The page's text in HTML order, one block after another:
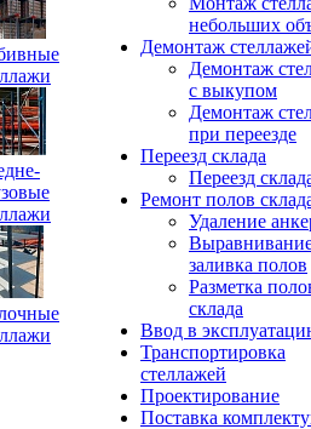
небольших
Демонтаж
Демонтаж
с выкупом
Демонтаж
при переезде
Переезд склада
Переезд
Ремонт полов
Удаление
заливка полов
Разметка
склада
Ввод в
Транспортировка
стеллажей
Проектирование
Поставка